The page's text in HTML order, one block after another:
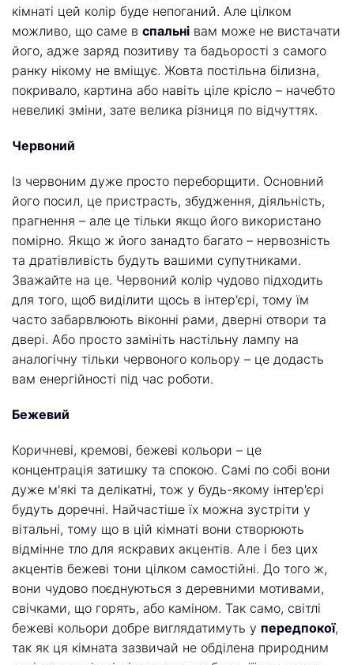
кімнаті цей колір буде непоганий. Але цілком
можливо, що саме в спальні вам може не вистачати
його, адже заряд позитиву та бадьорості з самого
ранку нікому не вміщує. Жовта постільна білизна,
покривало, картина або навіть ціле крісло – начебто
невеликі зміни, зате велика різниця по відчуттях.
Червоний
Із червоним дуже просто переборщити. Основний
його посил, це пристрасть, збудження, діяльність,
прагнення – але це тільки якщо його використано
помірно. Якщо ж його занадто багато – нервозність
та дратівливість будуть вашими супутниками.
Зважайте на це. Червоний колір чудово підходить
для того, щоб виділити щось в інтер'єрі, тому їм
часто забарвлюють віконні рами, дверні отвори та
двері. Або просто замініть настільну лампу на
аналогічну тільки червоного кольору – це додасть
вам енергійності під час роботи.
Бежевий
Коричневі, кремові, бежеві кольори – це
концентрація затишку та спокою. Самі по собі вони
дуже м'які та делікатні, тож у будь-якому інтер'єрі
будуть доречні. Найчастіше їх можна зустріти у
вітальні, тому що в цій кімнаті вони створюють
відмінне тло для яскравих акцентів. Але і без цих
акцентів бежеві тони цілком самостійні. До того ж,
вони чудово поєднуються з деревними мотивами,
свічками, що горять, або каміном. Так само, світлі
бежеві кольори добре виглядатимуть у передпокої,
так як ця кімната зазвичай не обділена природним